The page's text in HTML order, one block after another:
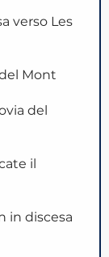
verso Les
Mont
del
il
in discesa